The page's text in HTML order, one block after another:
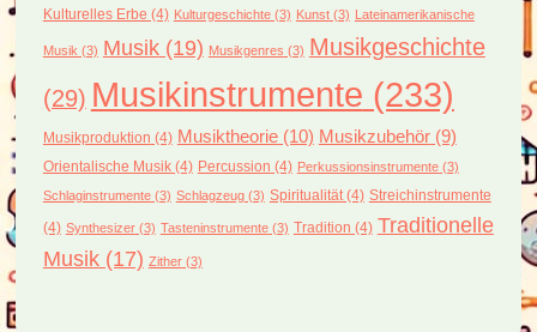
Kulturelles Erbe (4) Kulturgeschichte(3) Kunst(3) Lateinamerikanische
Musik (3) Musik(19) Musikgenres (3) Musikgeschichte
(29) Musikinstrumente (233)
Musikproduktion (4) Musiktheorie(10) Musikzubehör(9)
Orientalische Musik(4) Percussion (4) Perkussionsinstrumente(3)
Schlaginstrumente(3) Schlagzeug(3) Spiritualität(4) Streichinstrumente
(4) Synthesizer(3) Tasteninstrumente(3) Tradition (4) Traditionelle
Musik(17) Zither(3)